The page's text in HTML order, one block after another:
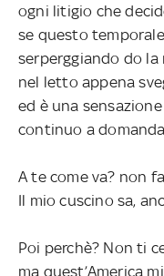
ogni litigio che
se questo
serperggiando do la
nel letto appena
ed è una
continuo a
A te come va? non
Il mio cuscino sa,
Poi perchè? Non ti
ma quest’America